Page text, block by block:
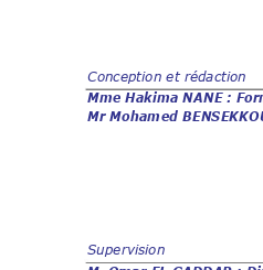
Conception et rédaction
Mme Hakima NANE :
Mr Mohamed
Supervision